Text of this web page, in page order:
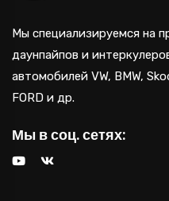
Мы специализируемся на
даунпайпов и
автомобилей VW, BMW,
FORD и др.
Мы в соц. сетях: